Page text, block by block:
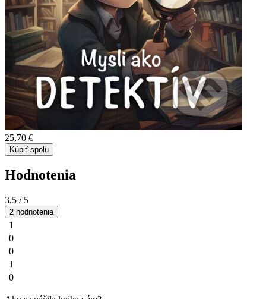
25,70 €
Kúpiť spolu
Hodnotenia
3,5 / 5
2 hodnotenia
1
0
0
1
0